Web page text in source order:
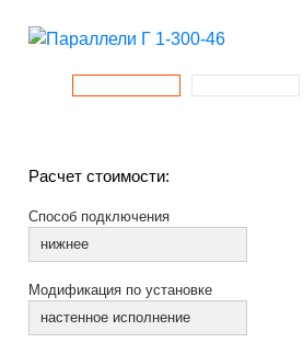
Расчет стоимости:
Способ подключения
нижнее
Модификация по установке
настенное исполнение